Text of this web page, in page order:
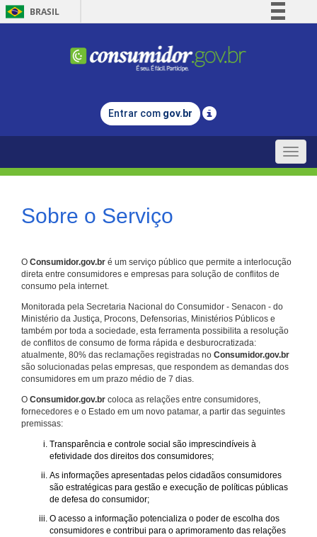
BRASIL
Comunica BR
Legislação
Entrar com gov.br
Toggle
Sobre o Serviço
O Consumidor.gov.br é um serviço público que permite a interlocução
direta entre consumidores e empresas para solução de conflitos de
consumo pela internet.
Monitorada pela Secretaria Nacional do Consumidor - Senacon - do
Ministério da Justiça, Procons, Defensorias, Ministérios Públicos e
também por toda a sociedade, esta ferramenta possibilita a resolução
de conflitos de consumo de forma rápida e desburocratizada:
atualmente, 80% das reclamações registradas no Consumidor.gov.br
são solucionadas pelas empresas, que respondem as demandas dos
consumidores em um prazo médio de 7 dias.
O Consumidor.gov.br coloca as relações entre consumidores,
fornecedores e o Estado em um novo patamar, a partir das seguintes
premissas:
Transparência e controle social são imprescindíveis à
efetividade dos direitos dos consumidores;
As informações apresentadas pelos cidadãos consumidores
são estratégicas para gestão e execução de políticas públicas
de defesa do consumidor;
O acesso a informação potencializa o poder de escolha dos
consumidores e contribui para o aprimoramento das relações